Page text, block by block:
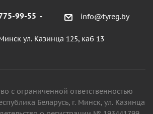
99-55 info@tyreg.by
ул. Казинца 125, каб 13
с ограниченной ответственностью
Беларусь, г. Минск, ул. Казинца